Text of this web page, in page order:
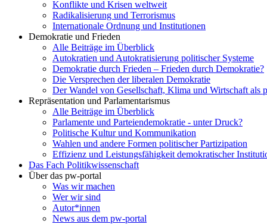
Konflikte und Krisen weltweit
Radikalisierung und Terrorismus
Internationale Ordnung und Institutionen
Demokratie und Frieden
Alle Beiträge im Überblick
Autokratien und Autokratisierung politischer Systeme
Demokratie durch Frieden – Frieden durch Demokratie?
Die Versprechen der liberalen Demokratie
Der Wandel von Gesellschaft, Klima und Wirtschaft als
Repräsentation und Parlamentarismus
Alle Beiträge im Überblick
Parlamente und Parteiendemokratie - unter Druck?
Politische Kultur und Kommunikation
Wahlen und andere Formen politischer Partizipation
Effizienz und Leistungsfähigkeit demokratischer
Das Fach Politikwissenschaft
Über das pw-portal
Was wir machen
Wer wir sind
Autor*innen
News aus dem pw-portal